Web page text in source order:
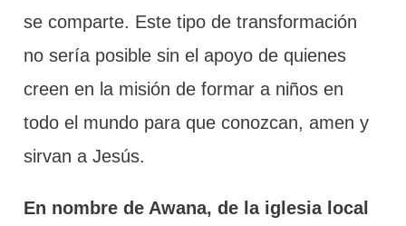
se comparte. Este tipo de transformación
no sería posible sin el apoyo de quienes
creen en la misión de formar a niños en
todo el mundo para que conozcan, amen y
sirvan a Jesús.
En nombre de Awana, de la iglesia local